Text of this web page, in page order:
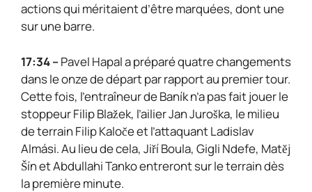
actions qui méritaient d’être marquées, dont une
sur une barre.
17:34 –Pavel Hapal a préparé quatre changements
dans le onze de départ par rapport au premier tour.
Cette fois, l’entraîneur de Baník n’a pas fait jouer le
stoppeur Filip Blažek, l’ailier Jan Juroška, le milieu
de terrain Filip Kaloče et l’attaquant Ladislav
Almási. Au lieu de cela, Jiří Boula, Gigli Ndefe, Matěj
Šín et Abdullahi Tanko entreront sur le terrain dès
la première minute.